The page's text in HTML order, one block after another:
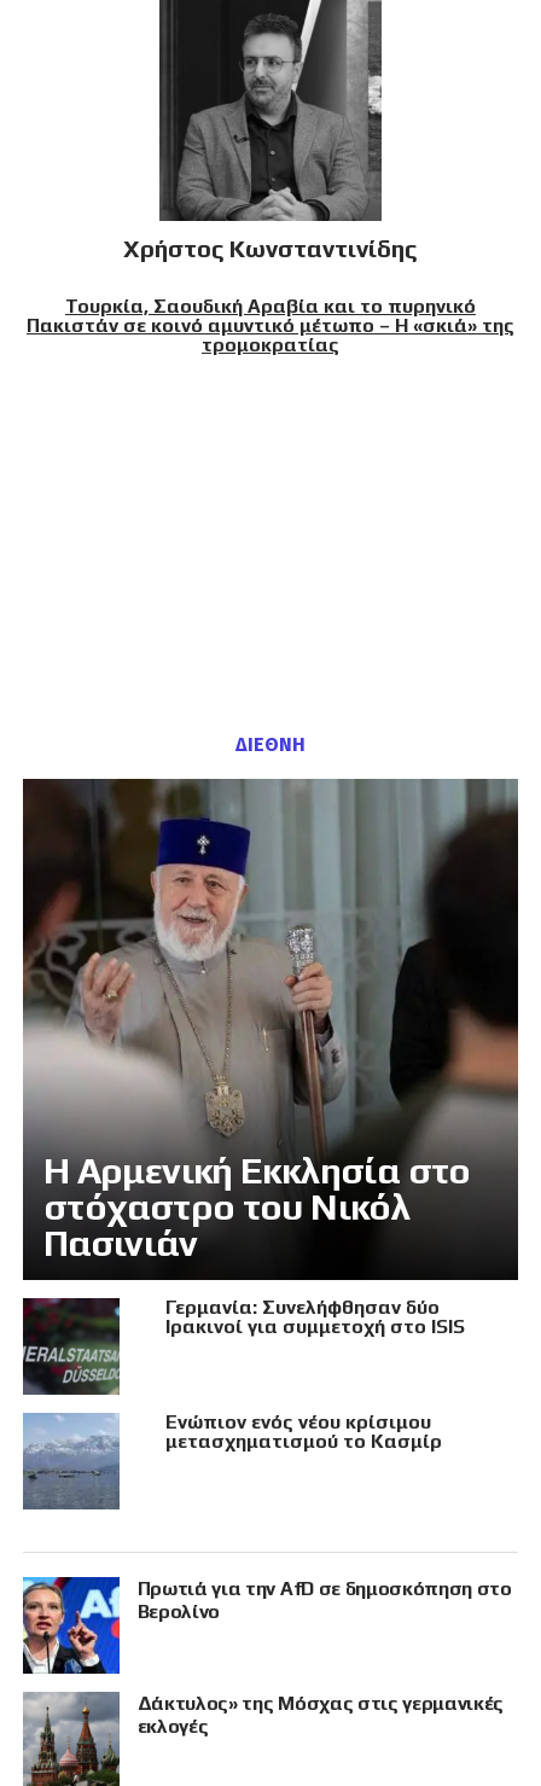
Χρήστος Κωνσταντινίδης
Τουρκία, Σαουδική Αραβία και το πυρηνικό
Πακιστάν σε κοινό αμυντικό μέτωπο – Η «σκιά» της
τρομοκρατίας
ΔΙΕΘΝΗ
Η Αρμενική Εκκλησία στο
στόχαστρο του Νικόλ
Πασινιάν
Γερμανία: Συνελήφθησαν δύο
Ιρακινοί για συμμετοχή στο ISIS
Eνώπιον ενός νέου κρίσιμου
μετασχηματισμού το Κασμίρ
Πρωτιά για την AfD σε δημοσκόπηση στο
Βερολίνο
Δάκτυλος» της Μόσχας στις γερμανικές
εκλογές